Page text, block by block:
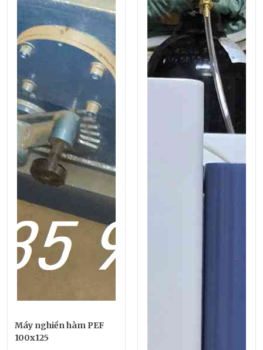
Máy nghiền hàm PEF
100x125